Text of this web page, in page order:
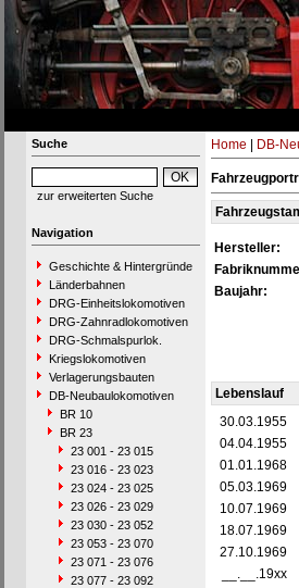
Suche
zur erweiterten Suche
Navigation
Geschichte & Hintergründe
Länderbahnen
DRG-Einheitslokomotiven
DRG-Zahnradlokomotiven
DRG-Schmalspurlok.
Kriegslokomotiven
Verlagerungsbauten
DB-Neubaulokomotiven
BR 10
BR 23
23 001 - 23 015
23 016 - 23 023
23 024 - 23 025
23 026 - 23 029
23 030 - 23 052
23 053 - 23 070
23 071 - 23 076
23 077 - 23 092
Home DB-
Hersteller:
Baujahr:
Lebenslauf
30.03.1955
04.04.1955
01.01.1968
05.03.1969
10.07.1969
18.07.1969
27.10.1969
__.__.19xx